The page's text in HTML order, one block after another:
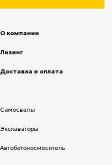
О компании
Лизинг(current)
Доставка и оплата
Cамосвалы
Экскаваторы
Автобетоносмеситель